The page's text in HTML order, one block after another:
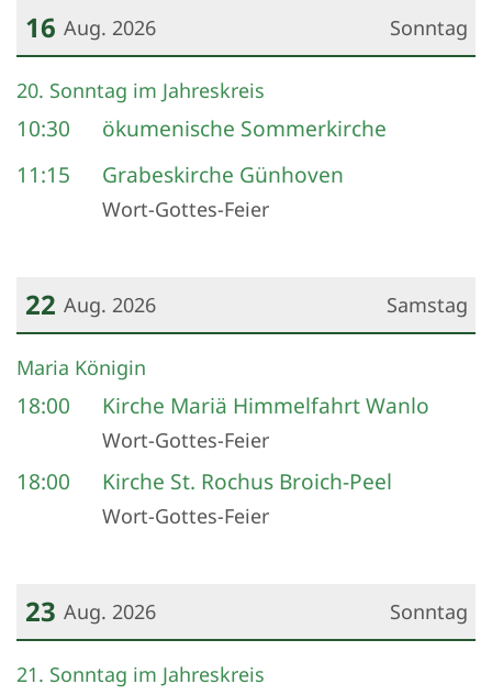
Sonntag
16 Aug. 2026
Datum: 16. August 2026
20. Sonntag im Jahreskreis
10:30
ökumenische Sommerkirche
11:15
Grabeskirche Günhoven
Wort-Gottes-Feier
Samstag
22 Aug. 2026
Datum: 22. August 2026
Maria Königin
18:00 Kirche Mariä Himmelfahrt Wanlo
Wort-Gottes-Feier
18:00 Kirche St. Rochus Broich-Peel
Wort-Gottes-Feier
Sonntag
23 Aug. 2026
Datum: 23. August 2026
21. Sonntag im Jahreskreis